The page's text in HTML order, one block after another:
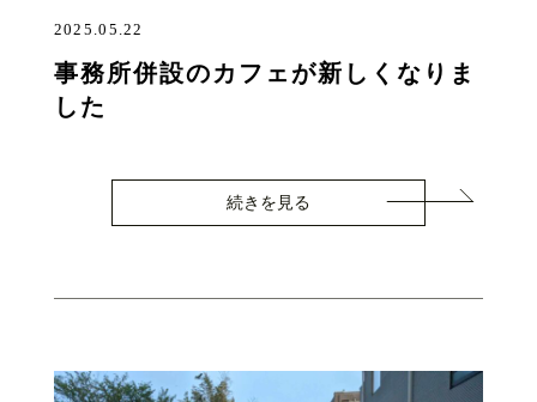
2025.05.22
事務所併設のカフェが新しくなりま
した
続きを見る